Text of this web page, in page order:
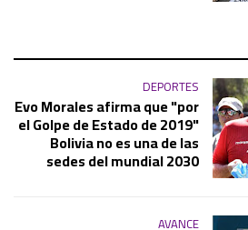
DEPORTES
Evo Morales afirma que "por
el Golpe de Estado de 2019"
Bolivia no es una de las
sedes del mundial 2030
AVANCE